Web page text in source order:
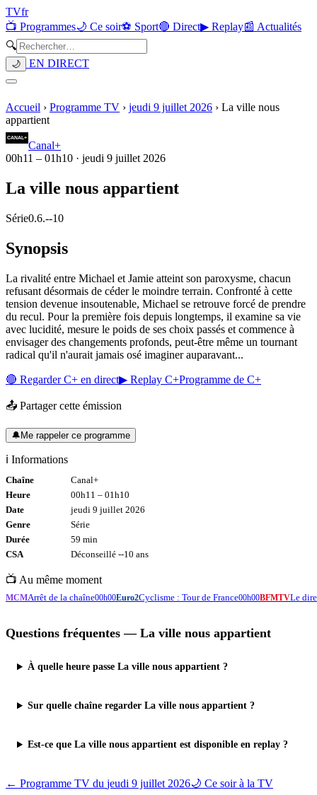
TVfr
📺 Programmes🌙 Ce soir⚽ Sport🔴 Direct▶ Replay📰 Actualités
🔍
🌙 EN DIRECT
Accueil › Programme TV › jeudi 9 juillet 2026 › La ville nous
appartient
Canal+
00h11 – 01h10 · jeudi 9 juillet 2026
La ville nous appartient
Série0.6.--10
Synopsis
La rivalité entre Michael et Jamie atteint son paroxysme, chacun
refusant désormais de céder le moindre terrain. Confronté à cette
tension devenue insoutenable, Michael se retrouve forcé de prendre
du recul. Pour la première fois depuis longtemps, il examine sa vie
avec lucidité, mesure le poids de ses choix passés et commence à
envisager des changements profonds, peut‑être même un tournant
radical qu'il n'aurait jamais osé imaginer auparavant...
🔴 RegarderC+ en direct▶ Replay C+Programme de C+
📤 Partager cette émission
🔔Me rappeler ce programme
ℹ️ Informations
Chaîne
Canal+
Heure
00h11 – 01h10
Date
jeudi 9 juillet 2026
Genre
Série
Durée
59 min
CSA
Déconseillé --10 ans
📺 Au même moment
MCMArrêt de la chaîne00h00Euro2Cyclisme : Tour de France00h00BFMTVLe
Questions fréquentes — La ville nous appartient
À quelle heure passe La ville nous appartient ?
Sur quelle chaîne regarder La ville nous appartient ?
Est-ce que La ville nous appartient est disponible en replay ?
← Programme TV du jeudi 9 juillet 2026🌙 Ce soir à la TV